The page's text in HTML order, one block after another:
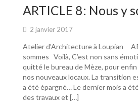
o
k
ARTICLE 8: Nous y
2 janvier 2017
Atelier d’Architecture à Loupian
sommes Voilà, C’est non sans
quitté le bureau de Mèze, pour
nos nouveaux locaux. La transition
a été épargné… Le dernier mois a
des travaux et […]